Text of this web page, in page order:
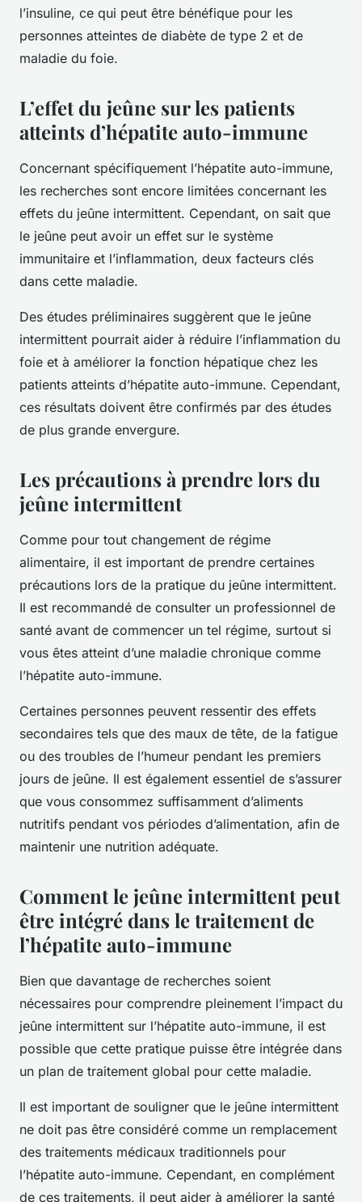
l’insuline, ce qui peut être bénéfique pour les
personnes atteintes de diabète de type 2 et de
maladie du foie.
L’effet du jeûne sur les patients
atteints d’hépatite auto-immune
Concernant spécifiquement l’hépatite auto-immune,
les recherches sont encore limitées concernant les
effets du jeûne intermittent. Cependant, on sait que
le jeûne peut avoir un effet sur le système
immunitaire et l’inflammation, deux facteurs clés
dans cette maladie.
Des études préliminaires suggèrent que le jeûne
intermittent pourrait aider à réduire l’inflammation du
foie et à améliorer la fonction hépatique chez les
patients atteints d’hépatite auto-immune. Cependant,
ces résultats doivent être confirmés par des études
de plus grande envergure.
Les précautions à prendre lors du
jeûne intermittent
Comme pour tout changement de régime
alimentaire, il est important de prendre certaines
précautions lors de la pratique du jeûne intermittent.
Il est recommandé de consulter un professionnel de
santé avant de commencer un tel régime, surtout si
vous êtes atteint d’une maladie chronique comme
l’hépatite auto-immune.
Certaines personnes peuvent ressentir des effets
secondaires tels que des maux de tête, de la fatigue
ou des troubles de l’humeur pendant les premiers
jours de jeûne. Il est également essentiel de s’assurer
que vous consommez suffisamment d’aliments
nutritifs pendant vos périodes d’alimentation, afin de
maintenir une nutrition adéquate.
Comment le jeûne intermittent peut
être intégré dans le traitement de
l’hépatite auto-immune
Bien que davantage de recherches soient
nécessaires pour comprendre pleinement l’impact du
jeûne intermittent sur l’hépatite auto-immune, il est
possible que cette pratique puisse être intégrée dans
un plan de traitement global pour cette maladie.
Il est important de souligner que le jeûne intermittent
ne doit pas être considéré comme un remplacement
des traitements médicaux traditionnels pour
l’hépatite auto-immune. Cependant, en complément
de ces traitements, il peut aider à améliorer la santé